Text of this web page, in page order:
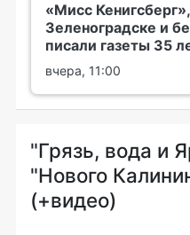
«Мисс
Зеленоградске и
писали газеты 35
вчера, 11:00
"Грязь, вода и
"Нового
(+видео)